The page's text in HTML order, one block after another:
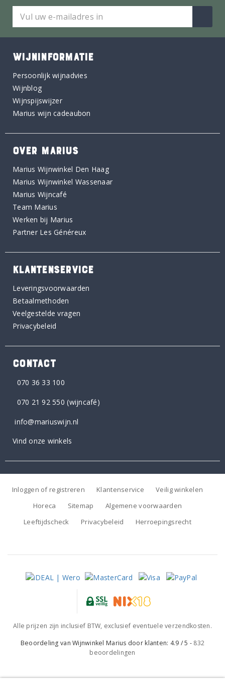
WIJNINFORMATIE
Persoonlijk wijnadvies
Wijnblog
Wijnspijswijzer
Marius wijn cadeaubon
OVER MARIUS
Marius Wijnwinkel Den Haag
Marius Wijnwinkel Wassenaar
Marius Wijncafé
Team Marius
Werken bij Marius
Partner Les Généreux
KLANTENSERVICE
Leveringsvoorwaarden
Betaalmethoden
Veelgestelde vragen
Privacybeleid
CONTACT
070 36 33 100
070 21 92 550 (wijncafé)
info@mariuswijn.nl
Vind onze winkels
Inloggen of registreren Klantenservice
Veilig winkelen
Horeca
Sitemap
Algemene voorwaarden
Leeftijdscheck
Privacybeleid Herroepingsrecht
Alle prijzen zijn inclusief BTW, exclusief eventuele verzendkosten.
Beoordeling vanWijnwinkel Marius door klanten: 4.9 /5 - 832
beoordelingen